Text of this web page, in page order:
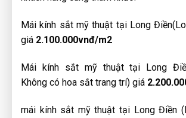
Mái kính sắt mỹ thuật tại Long
giá 2.100.000vnđ/m2
Mái kính sắt mỹ thuật tại Long
Không có hoa sắt trang trí) giá
mái kính sắt mỹ thuật tại Long Điền